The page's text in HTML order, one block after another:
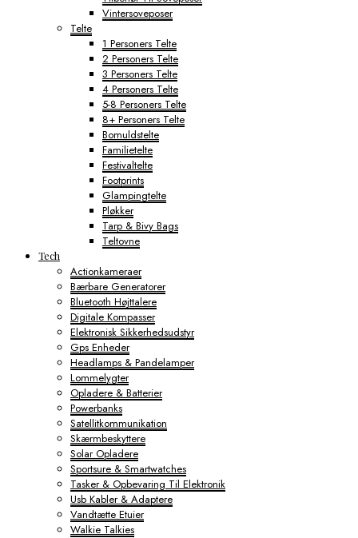
Vintersoveposer
Telte
1 Personers Telte
2 Personers Telte
3 Personers Telte
4 Personers Telte
5-8 Personers Telte
8+ Personers Telte
Bomuldstelte
Familietelte
Festivaltelte
Footprints
Glampingtelte
Pløkker
Tarp & Bivy Bags
Teltovne
Tech
Actionkameraer
Bærbare Generatorer
Bluetooth Højttalere
Digitale Kompasser
Elektronisk Sikkerhedsudstyr
Gps Enheder
Headlamps & Pandelamper
Lommelygter
Opladere & Batterier
Powerbanks
Satellitkommunikation
Skærmbeskyttere
Solar Opladere
Sportsure & Smartwatches
Tasker & Opbevaring Til Elektronik
Usb Kabler & Adaptere
Vandtætte Etuier
Walkie Talkies